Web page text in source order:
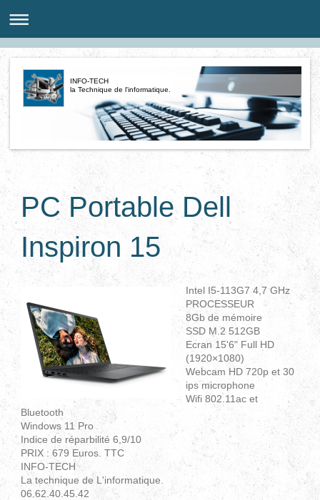
INFO-TECH
la Technique de l'informatique.
PC Portable Dell
Inspiron 15
Intel I5-113G7 4,7 GHz
PROCESSEUR
8Gb de mémoire
SSD M.2 512GB
Ecran 15'6" Full HD
(1920×1080)
Webcam HD 720p et 30
ips microphone
Wifi 802.11ac et
Bluetooth
Windows 11 Pro
Indice de réparbilité 6,9/10
PRIX : 679 Euros. TTC
INFO-TECH
La technique de L'informatique.
06.62.40.45.42